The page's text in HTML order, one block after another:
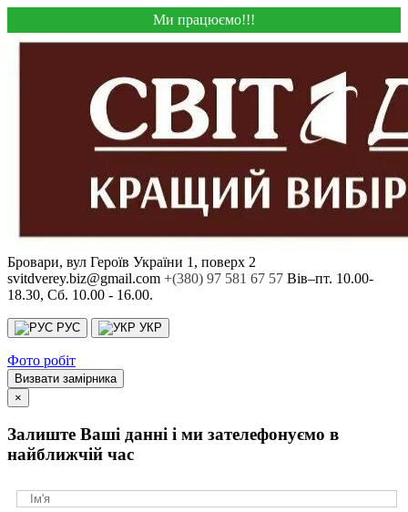
Ми працюємо!!!
Бровари, вул Героїв України 1, поверх 2
svitdverey.biz@gmail.com +(380) 97 581 67 57 Вів–пт. 10.00-
18.30, Сб. 10.00 - 16.00.
РУС УКР
Фото робіт
Визвати замірника
×
Залиште Ваші данні і ми зателефонуємо в
найближчій час